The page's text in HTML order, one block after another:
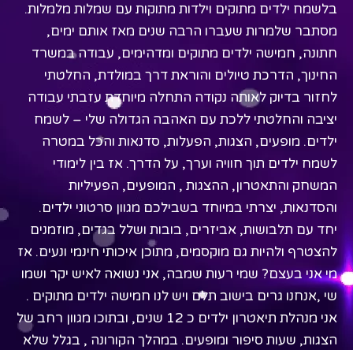
בלשמח ילדים מתוקים וילדות מתוקות עם שמלות מלמלות.
מסתבר שלמרות שעברו הרבה שנים מאז אותם ימים,
חתונה, חמישה ילדים מתוקים ומדהימים, עבודה במשרד
החינוך, הדרכת טיולים והוראת דרך במולדת, החלטתי
לחזור בדיוק לאותה נקודה התחלה מיוחדת עזבתי עבודה
יציבה והחלטתי ללכת עם האהבה הגדולה שלי – לשמח
ילדים. מופעים, הצגות, הפעלות, סדנאות והכל במטרה
לשמח ילדים תוך חוויה וערך, על הדרך. אז בין לימודי
המשחק והתאטרון, ההצגות , המופעים, הפעיליות
והסדנאות, יצרתי במיוחד בשבילכם מגוון סרטוני ילדים.
יחד עם תלבושות, אביזרים, בובות ושלל בגדים, מוזמנים
להצטרף ולהיות גם מוקסמים, מתוכן איכותי חינמי ונעים. אז
מי אני בעצם? שמי רעות שמבה, אני נשואה לאיש יקר ושמו
שי ,אנחנו גרים בישוב תלם ויש לנו חמישה ילדים מתוקים .
אני מנהלת תיאטרון ילדים כ 12 שנים, ובתוכו מגוון רחב של
הצגות, שעות סיפור ומופעים. במהלך הקורונה , בגלל שלא